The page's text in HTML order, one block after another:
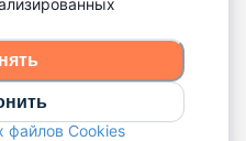
материалов допускается
файлов Cookies